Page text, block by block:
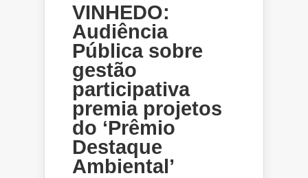
VINHEDO:
Audiência
Pública sobre
gestão
participativa
premia projetos
do ‘Prêmio
Destaque
Ambiental’